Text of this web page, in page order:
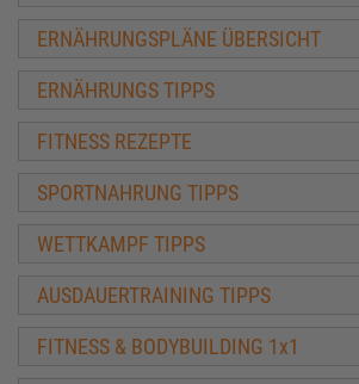
ERNÄHRUNGSPLÄNE ÜBERSICHT
ERNÄHRUNGS TIPPS
FITNESS REZEPTE
SPORTNAHRUNG TIPPS
WETTKAMPF TIPPS
AUSDAUERTRAINING TIPPS
FITNESS & BODYBUILDING 1x1